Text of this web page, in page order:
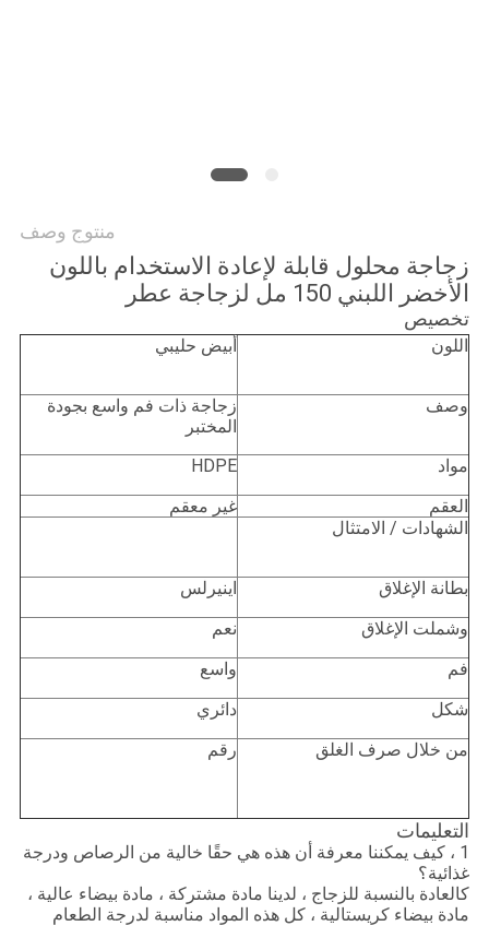
منتوج وصف
زجاجة محلول قابلة لإعادة الاستخدام باللون
الأخضر اللبني 150 مل لزجاجة عطر
تخصيص
اللون أبيض حليبي
وصف
زجاجة ذات فم واسع بجودة
المختبر
مواد
HDPE
العقم
غير معقم
الشهادات / الامتثال
بطانة الإغلاق
اينيرلس
وشملت الإغلاق
نعم
فم
واسع
شكل
دائري
من خلال صرف الغلق
رقم
التعليمات
1 ، كيف يمكننا معرفة أن هذه هي حقًا خالية من الرصاص ودرجة
غذائية؟
كالعادة بالنسبة للزجاج ، لدينا مادة مشتركة ، مادة بيضاء عالية ،
مادة بيضاء كريستالية ، كل هذه المواد مناسبة لدرجة الطعام